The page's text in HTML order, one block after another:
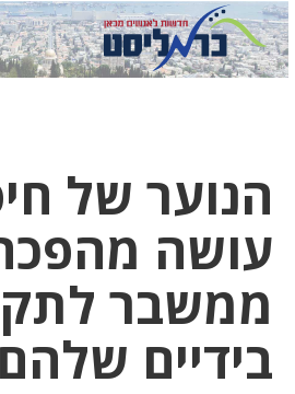
הנוער של
עושה
ממשבר
בידיים